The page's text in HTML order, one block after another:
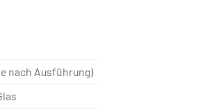
nach Ausführung)